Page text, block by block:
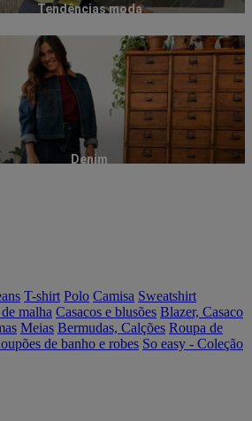
Tendências moda
Denim
T-shirt Polo Camisa Sweatshirt
malha Casacos e blusões Blazer, Casaco
Meias Bermudas, Calções Roupa de
de banho e robes So easy - Coleção